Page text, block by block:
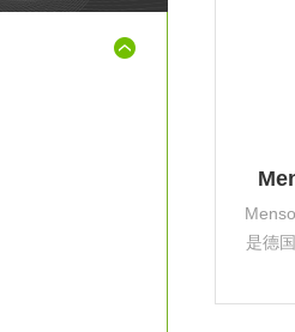
是德
跨进